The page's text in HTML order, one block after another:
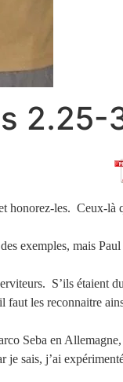
2.25-
honorez-les. Ceux-là
exemples, mais
S’ils étaient
faut les reconnaitre
Seba en
je sais, j’ai